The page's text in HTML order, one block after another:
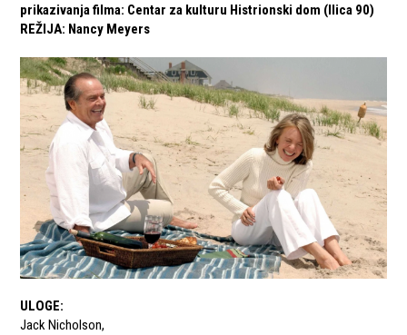
prikazivanja filma: Centar za kulturu Histrionski dom (Ilica 90)
REŽIJA: Nancy Meyers
ULOGE:
Jack Nicholson,